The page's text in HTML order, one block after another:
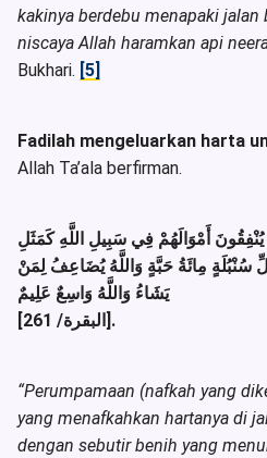
kakinya berdebu menapaki
niscaya Allah haramkan api
Bukhari. [5]
Fadilah mengeluarkan harta
Allah Ta’ala berfirman.
يُنْفِقُونَ أَمْوَالَهُمْ فِي سَبِيلِ اللَّهِ كَمَثَلِ
سُنْبُلَةٍ مِائَةُ حَبَّةٍ وَاللَّهُ يُضَاعِفُ لِمَنْ
يَشَاءُ وَاللَّهُ وَاسِعٌ عَلِيمٌ
[البقرة/ 261].
“Perumpamaan (nafkah yang
yang menafkahkan hartanya di
dengan sebutir benih yang